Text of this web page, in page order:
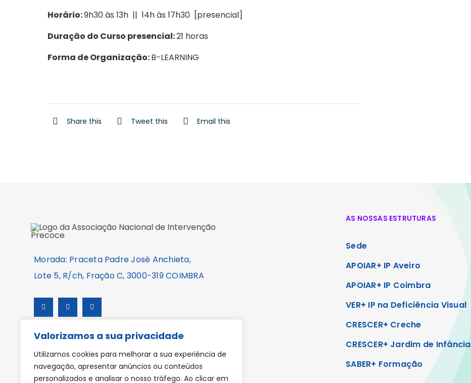
Valorizamos a sua privacidade
Utilizamos cookies para melhorar a sua experiência de
navegação, apresentar anúncios ou conteúdos
personalizados e analisar o nosso tráfego. Ao clicar em
Horário:9h30 às 13h || 14h às 17h30 [presencial]
Duração do Curso presencial:21 horas
Forma de Organização:B-LEARNING
Share this Tweet this Email this
Morada: Praceta Padre José Anchieta,
Lote 5, R/ch, Fração C, 3000-319 COIMBRA
AS NOSSAS ESTRUTURAS
Sede
APOIAR+ IP Aveiro
APOIAR+ IP Coimbra
VER+ IP na Deficiência Visual
CRESCER+ Creche
CRESCER+ Jardim de Infância
SABER+ Formação